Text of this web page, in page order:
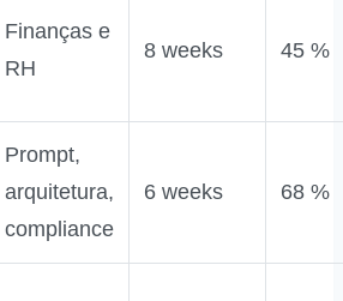
Finanças e
RH
8 weeks 45 %
Prompt,
arquitetura,
compliance
6 weeks 68 %